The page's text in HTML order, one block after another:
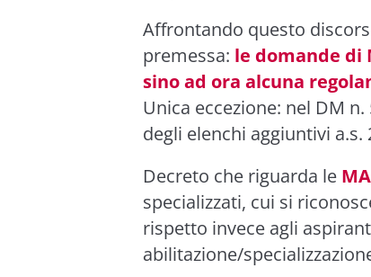
Affrontando questo
premessa: le domande di
sino ad ora alcuna
Unica eccezione: nel DM
degli elenchi aggiuntivi a.s.
Decreto che riguarda le
specializzati, cui si
rispetto invece agli
abilitazione/